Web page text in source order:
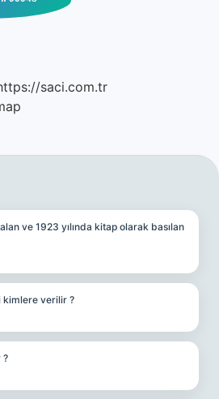
saci.com.tr
alan ve 1923 yılında kitap olarak basılan
kimlere verilir ?
?